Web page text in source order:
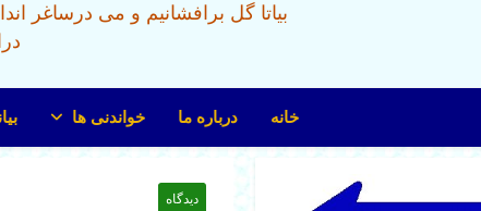
بیاتا گل برافشانیم و می درساغر
خانه درباره ما خواندنی ها
دیدگاه